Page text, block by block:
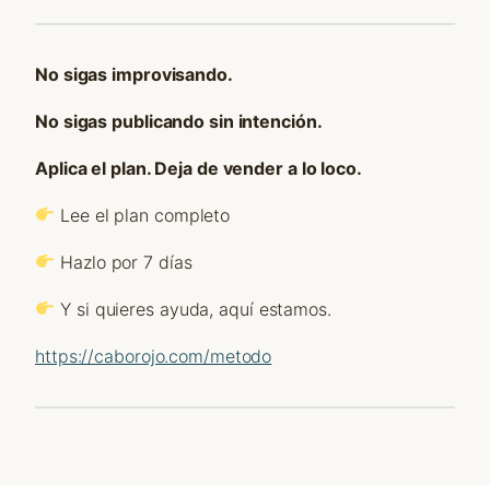
No sigas improvisando.
No sigas publicando sin intención.
Aplica el plan. Deja de vender a lo loco.
Lee el plan completo
Hazlo por 7 días
Y si quieres ayuda, aquí estamos.
https://caborojo.com/metodo